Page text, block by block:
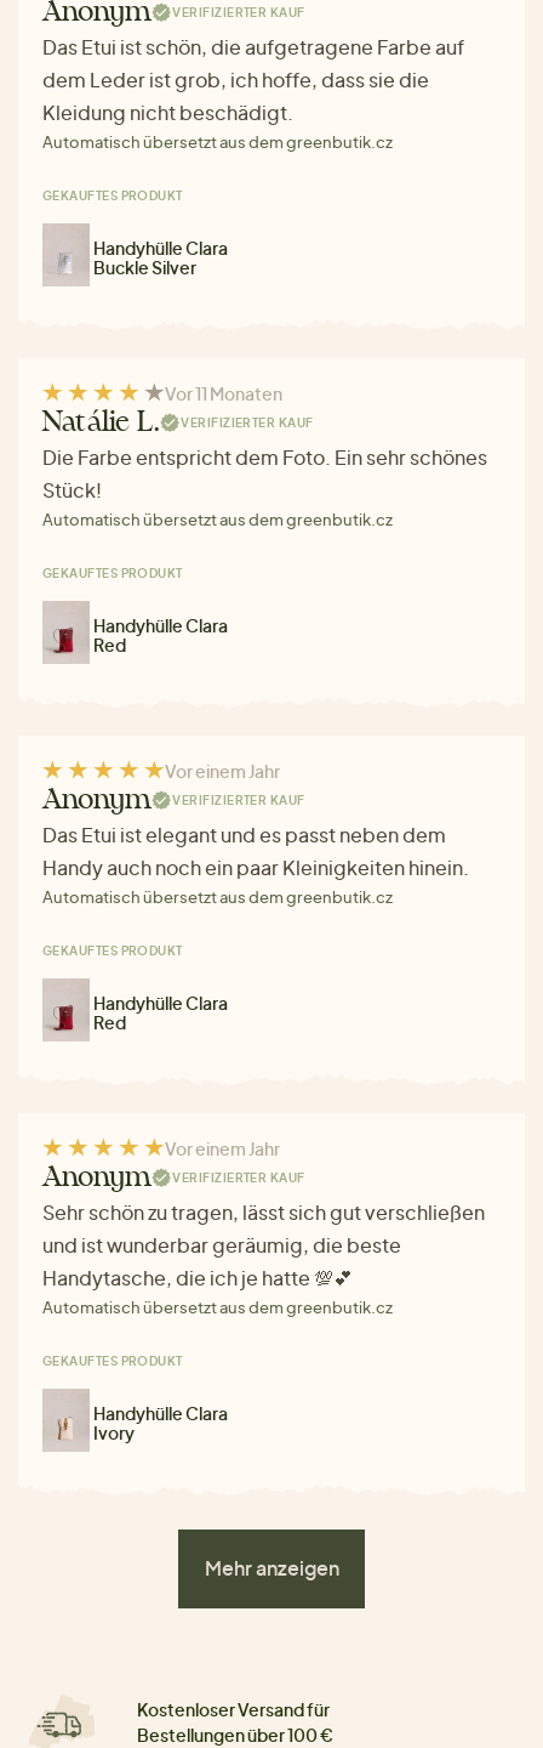
Anonym VERIFIZIERTER KAUF
Das Etui ist schön, die aufgetragene Farbe auf
dem Leder ist grob, ich hoffe, dass sie die
Kleidung nicht beschädigt.
Automatisch übersetzt aus dem greenbutik.cz
GEKAUFTES PRODUKT
Handyhülle Clara
Buckle Silver
Vor 11 Monaten
Natálie L. VERIFIZIERTER KAUF
Die Farbe entspricht dem Foto. Ein sehr schönes
Stück!
Automatisch übersetzt aus dem greenbutik.cz
GEKAUFTES PRODUKT
Handyhülle Clara
Red
Vor einem Jahr
Anonym VERIFIZIERTER KAUF
Das Etui ist elegant und es passt neben dem
Handy auch noch ein paar Kleinigkeiten hinein.
Automatisch übersetzt aus dem greenbutik.cz
GEKAUFTES PRODUKT
Handyhülle Clara
Red
Vor einem Jahr
Anonym VERIFIZIERTER KAUF
Sehr schön zu tragen, lässt sich gut verschließen
und ist wunderbar geräumig, die beste
Handytasche, die ich je hatte 💯💕
Automatisch übersetzt aus dem greenbutik.cz
GEKAUFTES PRODUKT
Handyhülle Clara
Ivory
Mehr anzeigen
Kostenloser Versand für
Bestellungen über 100 €